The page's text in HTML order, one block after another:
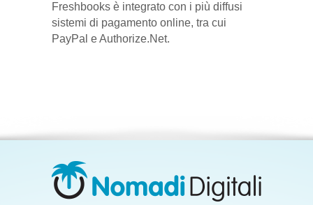
Freshbooks è integrato con i più diffusi
sistemi di pagamento online, tra cui
PayPal e Authorize.Net.